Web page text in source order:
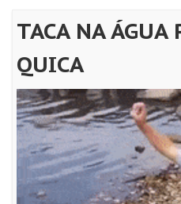
TACA NA ÁGUA
QUICA